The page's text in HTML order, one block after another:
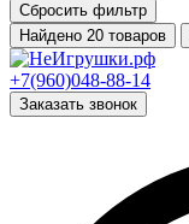
Сбросить фильтр
Найдено 20 товаров
+7(960)048-88-14
Заказать звонок